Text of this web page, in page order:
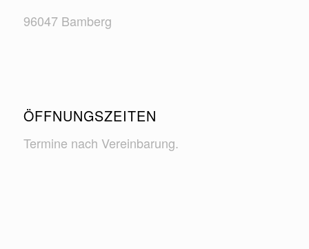
96047 Bamberg
ÖFFNUNGSZEITEN
Termine nach Vereinbarung.